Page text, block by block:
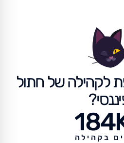
לקהילה של חתול
בקהילה